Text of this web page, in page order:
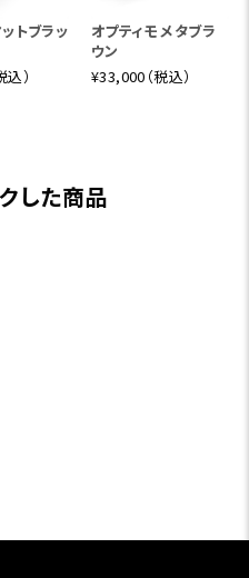
トブラッ
）
オプティモ メタブラ
ウン
¥33,000（税込）
した商品